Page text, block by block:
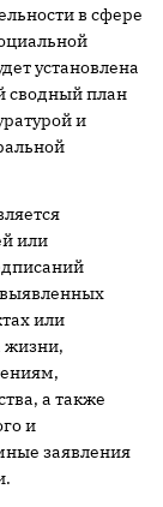
в сфере
установлена
сводный план
и
или
или
жизни,
а также
и
заявления